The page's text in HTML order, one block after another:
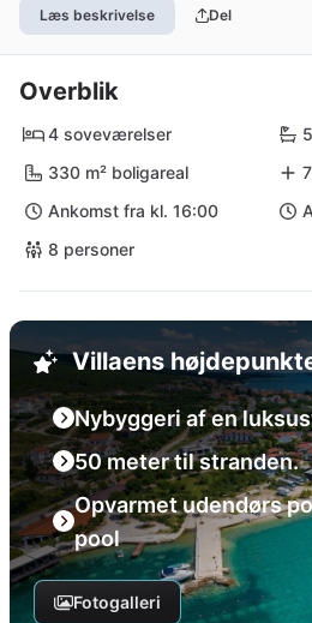
Læs beskrivelse Del
Overblik
4 soveværelser
330 m² boligareal
Ankomst fra kl. 16:00
8 personer
Villaens
Nybyggeri af en
50 meter til stranden.
Opvarmet udendørs
pool
Fotogalleri